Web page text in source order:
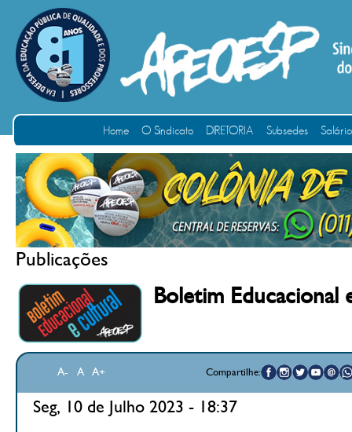
Home O Sindicato DIRETORIA Subsedes
Publicações
Boletim Educacional
A- A A+ Compartilhe:
Seg, 10 de Julho 2023 - 18:37